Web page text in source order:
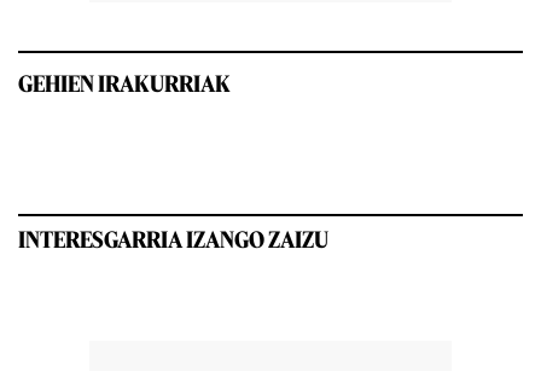
GEHIEN IRAKURRIAK
INTERESGARRIA IZANGO ZAIZU